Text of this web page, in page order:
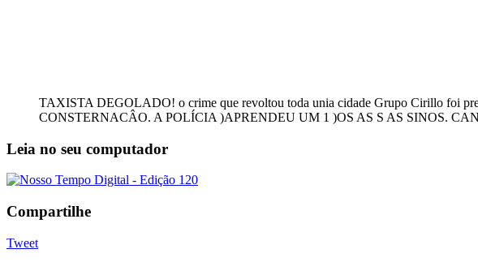
TAXISTA DEGOLADO! o crime que revoltou toda unia cidade Grupo Cirillo foi
CONSTERNACÂO. A POLÍCIA )APRENDEU UM 1 )OS AS S AS SINOS.
Leia no seu computador
Compartilhe
Tweet